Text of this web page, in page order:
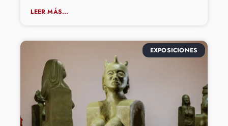
LEER MÁS...
EXPOSICIONES